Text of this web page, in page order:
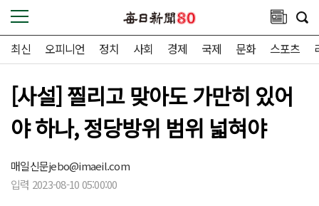
최신 오피니언 정치 사회 경제 국제 문화 스포츠
[사설] 찔리고 맞아도 가만히 있어
야 하나, 정당방위 범위 넓혀야
매일신문jebo@imaeil.com
입력 2023-08-10 05:00:00